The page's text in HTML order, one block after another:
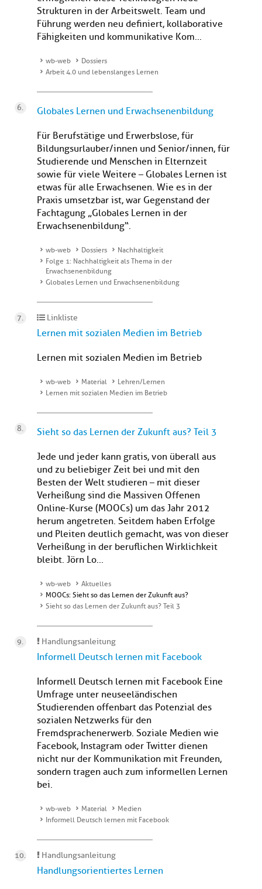
Strukturen in der Arbeitswelt. Team und
Führung werden neu definiert, kollaborative
Fähigkeiten und kommunikative Kom...
wb-web
Dossiers
Arbeit 4.0 und lebenslanges Lernen
Globales Lernen und Erwachsenenbildung
Für Berufstätige und Erwerbslose, für
Bildungsurlauber/innen und Senior/innen, für
Studierende und Menschen in Elternzeit
sowie für viele Weitere – Globales Lernen ist
etwas für alle Erwachsenen. Wie es in der
Praxis umsetzbar ist, war Gegenstand der
Fachtagung „Globales Lernen in der
Erwachsenenbildung“.
wb-web Dossiers
Nachhaltigkeit
Folge 1: Nachhaltigkeit als Thema in der
Erwachsenenbildung
Globales Lernen und Erwachsenenbildung
Linkliste
Lernen mit sozialen Medien im Betrieb
Lernen mit sozialen Medien im Betrieb
wb-web Material
Lehren/Lernen
Lernen mit sozialen Medien im Betrieb
Sieht so das Lernen der Zukunft aus? Teil 3
Jede und jeder kann gratis, von überall aus
und zu beliebiger Zeit bei und mit den
Besten der Welt studieren – mit dieser
Verheißung sind die Massiven Offenen
Online-Kurse (MOOCs) um das Jahr 2012
herum angetreten. Seitdem haben Erfolge
und Pleiten deutlich gemacht, was von dieser
Verheißung in der beruflichen Wirklichkeit
bleibt. Jörn Lo...
wb-web
Aktuelles
MOOCs: Sieht so das Lernen der Zukunft aus?
Sieht so das Lernen der Zukunft aus? Teil 3
Handlungsanleitung
Informell Deutsch lernen mit Facebook
Informell Deutsch lernen mit Facebook Eine
Umfrage unter neuseeländischen
Studierenden offenbart das Potenzial des
sozialen Netzwerks für den
Fremdsprachenerwerb. Soziale Medien wie
Facebook, Instagram oder Twitter dienen
nicht nur der Kommunikation mit Freunden,
sondern tragen auch zum informellen Lernen
bei.
wb-web Material
Medien
Informell Deutsch lernen mit Facebook
Handlungsanleitung
Handlungsorientiertes Lernen